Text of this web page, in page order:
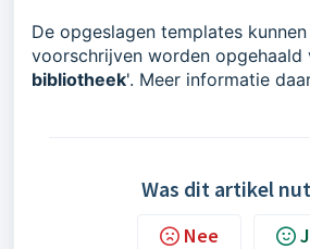
De opgeslagen templates
voorschrijven worden opgehaald
bibliotheek'. Meer informatie
Was dit artikel
Nee